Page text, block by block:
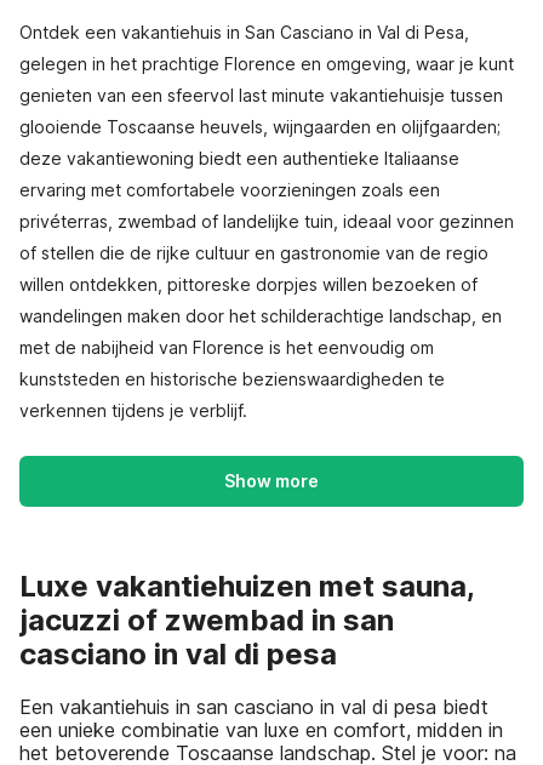
Ontdek een vakantiehuis in San Casciano in Val di Pesa,
gelegen in het prachtige Florence en omgeving, waar je kunt
genieten van een sfeervol last minute vakantiehuisje tussen
glooiende Toscaanse heuvels, wijngaarden en olijfgaarden;
deze vakantiewoning biedt een authentieke Italiaanse
ervaring met comfortabele voorzieningen zoals een
privéterras, zwembad of landelijke tuin, ideaal voor gezinnen
of stellen die de rijke cultuur en gastronomie van de regio
willen ontdekken, pittoreske dorpjes willen bezoeken of
wandelingen maken door het schilderachtige landschap, en
met de nabijheid van Florence is het eenvoudig om
kunststeden en historische bezienswaardigheden te
verkennen tijdens je verblijf.
Show more
Luxe vakantiehuizen met sauna,
jacuzzi of zwembad in san
casciano in val di pesa
Een vakantiehuis in san casciano in val di pesa biedt
een unieke combinatie van luxe en comfort, midden in
het betoverende Toscaanse landschap. Stel je voor: na